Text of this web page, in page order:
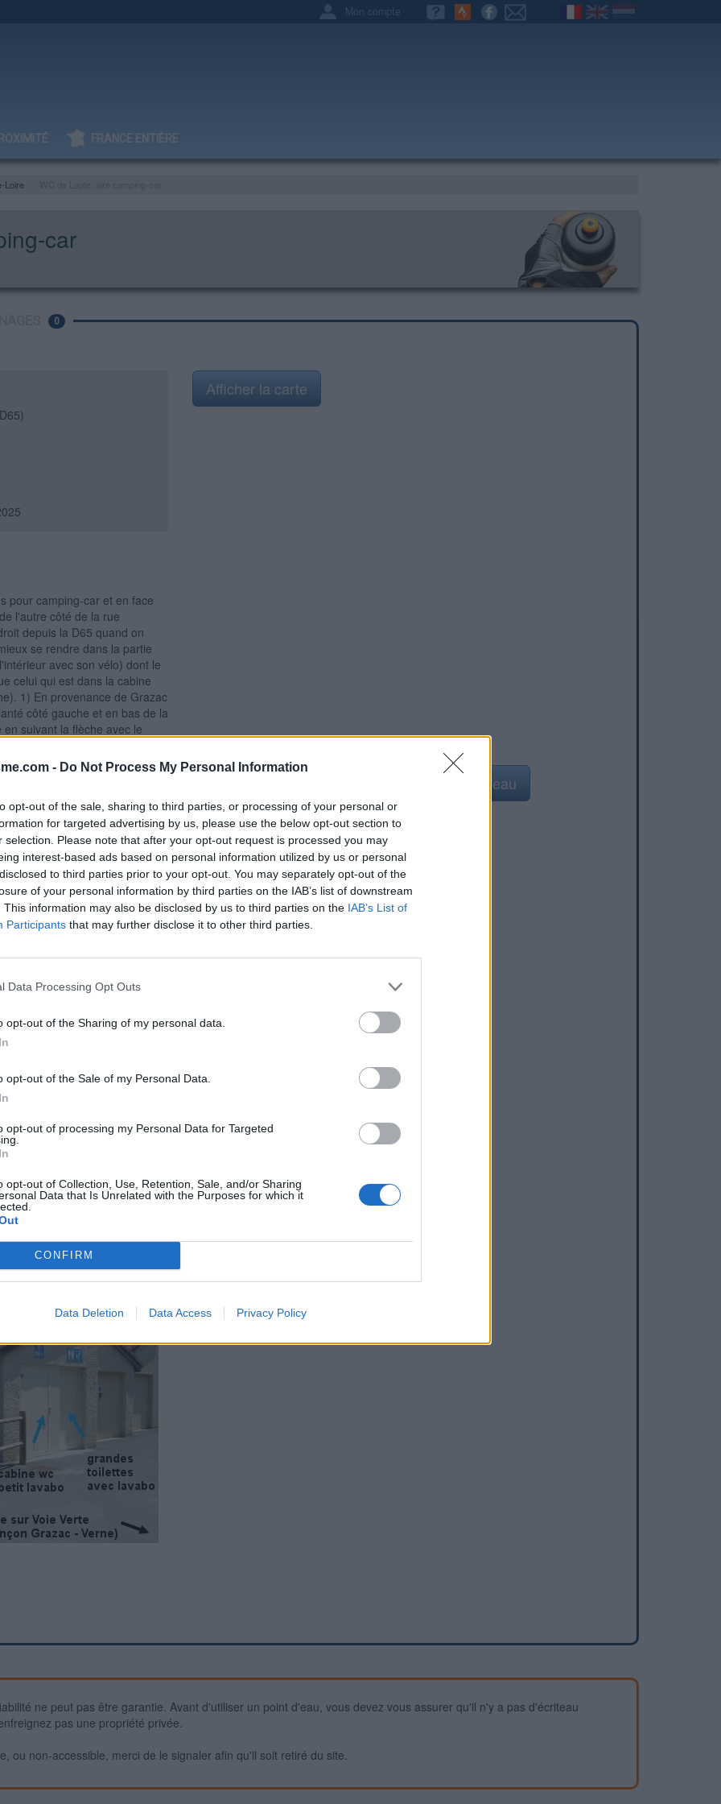
- Do Not Process My Personal Information
opt-out of the sale, sharing to third parties, or processing of your personal or
for targeted advertising by us, please use the below opt-out section to
selection. Please note that after your opt-out request is processed you may
interest-based ads based on personal information utilized by us or personal
to third parties prior to your opt-out. You may separately opt-out of the
of your personal information by third parties on the IAB’s list of downstream
This information may also be disclosed by us to third parties on the IAB’s List of
Participants that may further disclose it to other third parties.
Data Processing Opt Outs
opt-out of the Sharing of my personal data.
opt-out of the Sale of my Personal Data.
opt-out of processing my Personal Data for Targeted
opt-out of Collection, Use, Retention, Sale, and/or Sharing
Data that Is Unrelated with the Purposes for which it
CONFIRM
Data Deletion Data Access Privacy Policy
Mon compte
FRANCE ENTIÈRE
Loire
car
0
pour camping-car et en face
l'autre côté de la rue
depuis la D65 quand on
se rendre dans la partie
avec son vélo) dont le
celui qui est dans la cabine
1) En provenance de Grazac
côté gauche et en bas de la
suivant la flèche avec le
est alors immédiatement à
sont payants et utilisables
il y a une série de petits
ceux-ci, des toilettes ont été
en juin 2025), à 20 mètres
à Bourg-Argental)
de la D65 au niveau de la
droit), traverser à gauche la
des toilettes.
Afficher la carte
Ajouter un point d'eau
ne peut pas être garantie. Avant d'utiliser un point d'eau, vous devez vous assurer qu'il n'y a pas d'écriteau
pas une propriété privée.
ou non-accessible, merci de le signaler afin qu'il soit retiré du site.